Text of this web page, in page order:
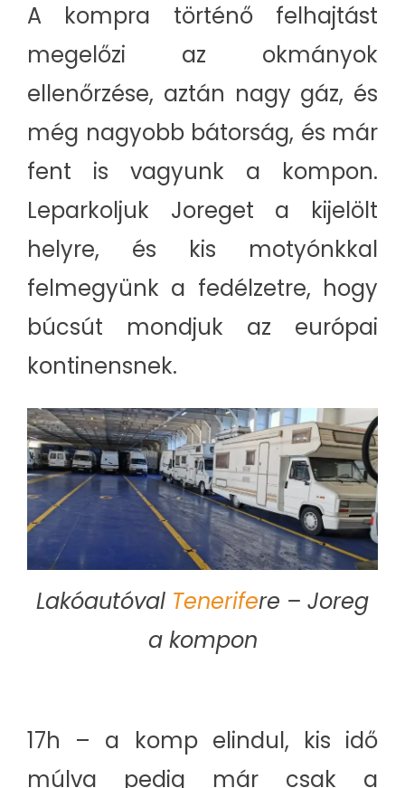
A kompra történő felhajtást
megelőzi az okmányok
ellenőrzése, aztán nagy gáz, és
még nagyobb bátorság, és már
fent is vagyunk a kompon.
Leparkoljuk Joreget a kijelölt
helyre, és kis motyónkkal
felmegyünk a fedélzetre, hogy
búcsút mondjuk az európai
kontinensnek.
Lakóautóval Tenerifere – Joreg
a kompon
17h – a komp elindul, kis idő
múlva pedig már csak a